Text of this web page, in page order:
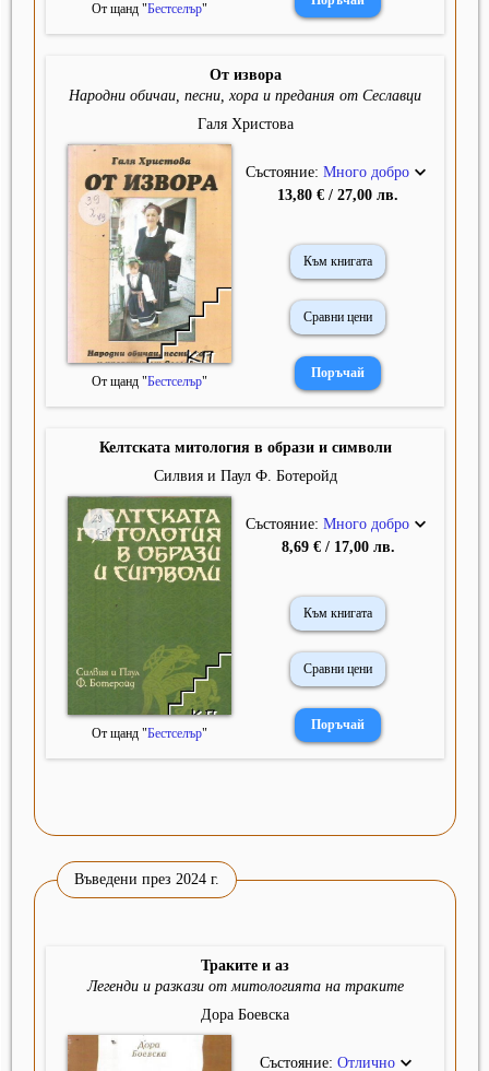
От щанд "Бестселър"
От извора
Народни обичаи, песни, хора и предания от Сеславци
Галя Христова
От щанд "Бестселър"
Състояние: Много добро
13,80 € / 27,00 лв.
Към книгата
Сравни цени
Келтската митология в образи и символи
Силвия и Паул Ф. Ботеройд
От щанд "Бестселър"
Състояние: Много добро
8,69 € / 17,00 лв.
Към книгата
Сравни цени
Въведени през 2024 г.
Траките и аз
Легенди и разкази от митологията на траките
Дора Боевска
Състояние: Отлично